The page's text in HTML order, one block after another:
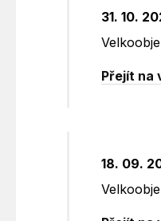
31. 10.
Přejít na
18. 09.